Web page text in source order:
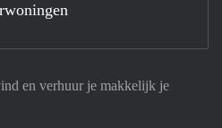
en verhuur je makkelijk je